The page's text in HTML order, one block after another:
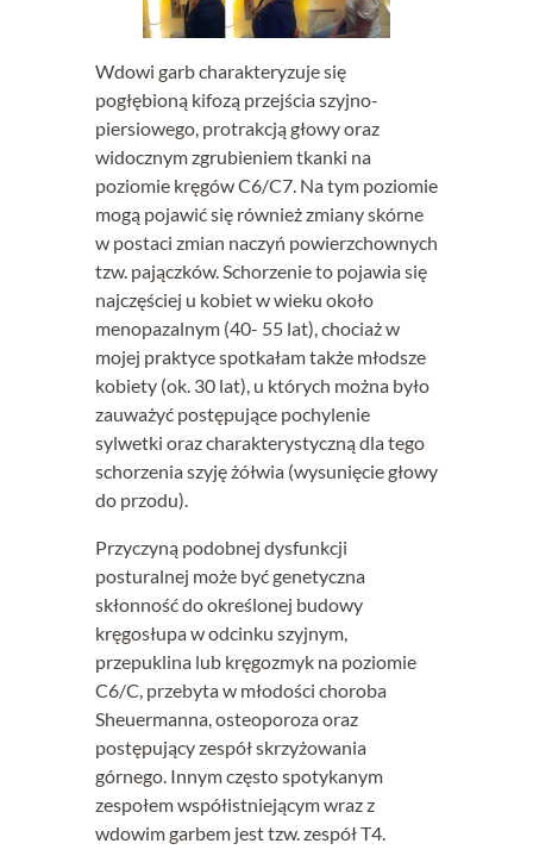
Wdowi garb charakteryzuje się
pogłębioną kifozą przejścia szyjno-
piersiowego, protrakcją głowy oraz
widocznym zgrubieniem tkanki na
poziomie kręgów C6/C7. Na tym poziomie
mogą pojawić się również zmiany skórne
w postaci zmian naczyń powierzchownych
tzw. pajączków. Schorzenie to pojawia się
najczęściej u kobiet w wieku około
menopazalnym (40- 55 lat), chociaż w
mojej praktyce spotkałam także młodsze
kobiety (ok. 30 lat), u których można było
zauważyć postępujące pochylenie
sylwetki oraz charakterystyczną dla tego
schorzenia szyję żółwia (wysunięcie głowy
do przodu).
Przyczyną podobnej dysfunkcji
posturalnej może być genetyczna
skłonność do określonej budowy
kręgosłupa w odcinku szyjnym,
przepuklina lub kręgozmyk na poziomie
C6/C, przebyta w młodości choroba
Sheuermanna, osteoporoza oraz
postępujący zespół skrzyżowania
górnego. Innym często spotykanym
zespołem współistniejącym wraz z
wdowim garbem jest tzw. zespół T4.